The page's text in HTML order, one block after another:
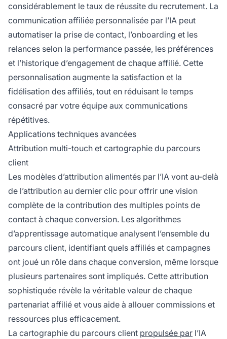
considérablement le taux de réussite du recrutement. La
communication affiliée personnalisée par l’IA peut
automatiser la prise de contact, l’onboarding et les
relances selon la performance passée, les préférences
et l’historique d’engagement de chaque affilié. Cette
personnalisation augmente la satisfaction et la
fidélisation des affiliés, tout en réduisant le temps
consacré par votre équipe aux communications
répétitives.
Applications techniques avancées
Attribution multi-touch et cartographie du parcours
client
Les modèles d’attribution alimentés par l’IA vont au-delà
de l’attribution au dernier clic pour offrir une vision
complète de la contribution des multiples points de
contact à chaque conversion. Les algorithmes
d’apprentissage automatique analysent l’ensemble du
parcours client, identifiant quels affiliés et campagnes
ont joué un rôle dans chaque conversion, même lorsque
plusieurs partenaires sont impliqués. Cette attribution
sophistiquée révèle la véritable valeur de chaque
partenariat affilié et vous aide à allouer commissions et
ressources plus efficacement.
La cartographie du parcours client propulsée par l’IA